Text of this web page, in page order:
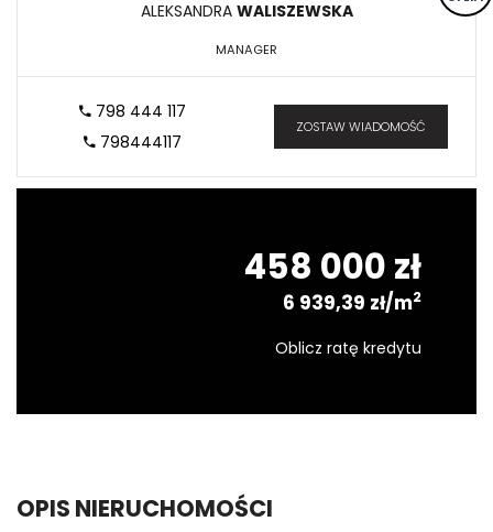
ALEKSANDRA WALISZEWSKA
MANAGER
798 444 117
798444117
ZOSTAW WIADOMOŚĆ
458 000 zł
6 939,39 zł/m2
Oblicz ratę kredytu
OPIS NIERUCHOMOŚCI